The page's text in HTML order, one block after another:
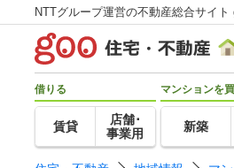
NTTグループ運営の不動産総合サイト
借りる
賃貸
店舗･
事業用
マンションを
新築